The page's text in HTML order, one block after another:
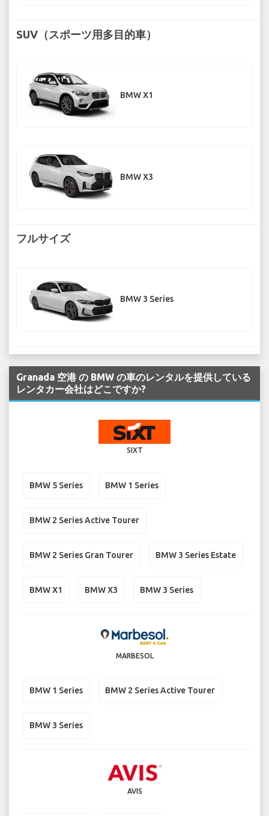
SUV（スポーツ用多目的車）
BMW X1
BMW X3
フルサイズ
BMW 3 Series
Granada 空港 の BMW の車のレンタルを提供している
レンタカー会社はどこですか?
SIXT
BMW 5 Series BMW 1 Series
BMW 2 Series Active Tourer
BMW 2 Series Gran Tourer BMW 3 Series Estate
BMW X1 BMW X3 BMW 3 Series
MARBESOL
BMW 1 Series BMW 2 Series Active Tourer
BMW 3 Series
AVIS